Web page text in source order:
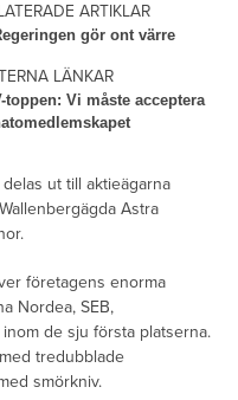
ARTIKLAR
gör ont värre
LÄNKAR
toppen: Vi måste acceptera
ut till aktieägarna
Astra
företagens enorma
Nordea, SEB,
de sju första platserna.
tredubblade
smörkniv.